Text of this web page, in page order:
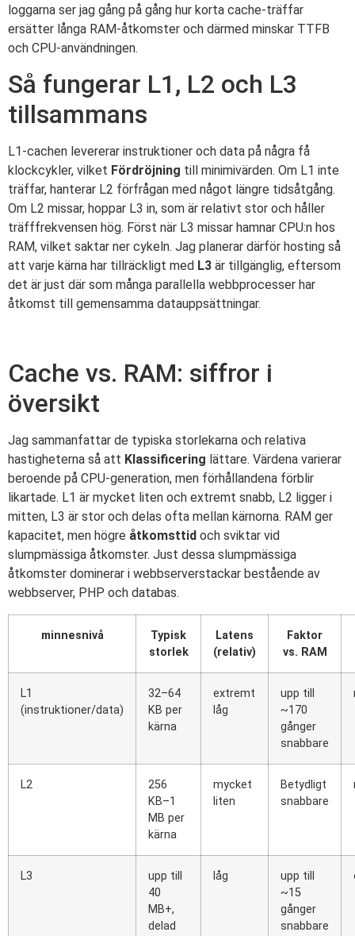
loggarna ser jag gång på gång hur korta cache-träffar
ersätter långa RAM-åtkomster och därmed minskar TTFB
och CPU-användningen.
Så fungerar L1, L2 och L3
tillsammans
L1-cachen levererar instruktioner och data på några få
klockcykler, vilket Fördröjning till minimivärden. Om L1 inte
träffar, hanterar L2 förfrågan med något längre tidsåtgång.
Om L2 missar, hoppar L3 in, som är relativt stor och håller
träfffrekvensen hög. Först när L3 missar hamnar CPU:n hos
RAM, vilket saktar ner cykeln. Jag planerar därför hosting så
att varje kärna har tillräckligt med L3 är tillgänglig, eftersom
det är just där som många parallella webbprocesser har
åtkomst till gemensamma datauppsättningar.
Cache vs. RAM: siffror i
översikt
Jag sammanfattar de typiska storlekarna och relativa
hastigheterna så att Klassificering lättare. Värdena varierar
beroende på CPU-generation, men förhållandena förblir
likartade. L1 är mycket liten och extremt snabb, L2 ligger i
mitten, L3 är stor och delas ofta mellan kärnorna. RAM ger
kapacitet, men högre åtkomsttid och sviktar vid
slumpmässiga åtkomster. Just dessa slumpmässiga
åtkomster dominerar i webbserverstackar bestående av
webbserver, PHP och databas.
minnesnivå
Typisk
storlek
Latens
(relativ)
Faktor
vs. RAM
L1
(instruktioner/data)
32–64
KB per
kärna
extremt
låg
upp till
~170
gånger
snabbare
L2
256
KB–1
MB per
kärna
mycket
liten
Betydligt
snabbare
L3
upp till
40
MB+,
delad
låg
upp till
~15
gånger
snabbare